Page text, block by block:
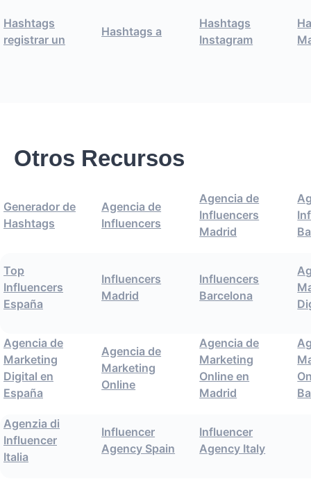
Hashtags
registrar un
Hashtags a
Hashtags
Instagram
Otros Recursos
Generador de
Hashtags
Agencia de
Influencers
Agencia de
Influencers
Madrid
Top
Influencers
España
Influencers
Madrid
Influencers
Barcelona
Agencia de
Marketing
Digital en
España
Agencia de
Marketing
Online
Agencia de
Marketing
Online en
Madrid
Agenzia di
Influencer
Italia
Influencer
Agency Spain
Influencer
Agency Italy